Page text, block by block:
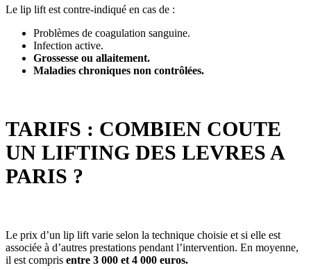
Le lip lift est contre-indiqué en cas de :
Problèmes de coagulation sanguine.
Infection active.
Grossesse ou allaitement.
Maladies chroniques non contrôlées.
TARIFS : COMBIEN COUTE
UN LIFTING DES LEVRES A
PARIS ?
Le prix d’un lip lift varie selon la technique choisie et si elle est
associée à d’autres prestations pendant l’intervention. En moyenne,
il est compris entre 3 000 et 4 000 euros.